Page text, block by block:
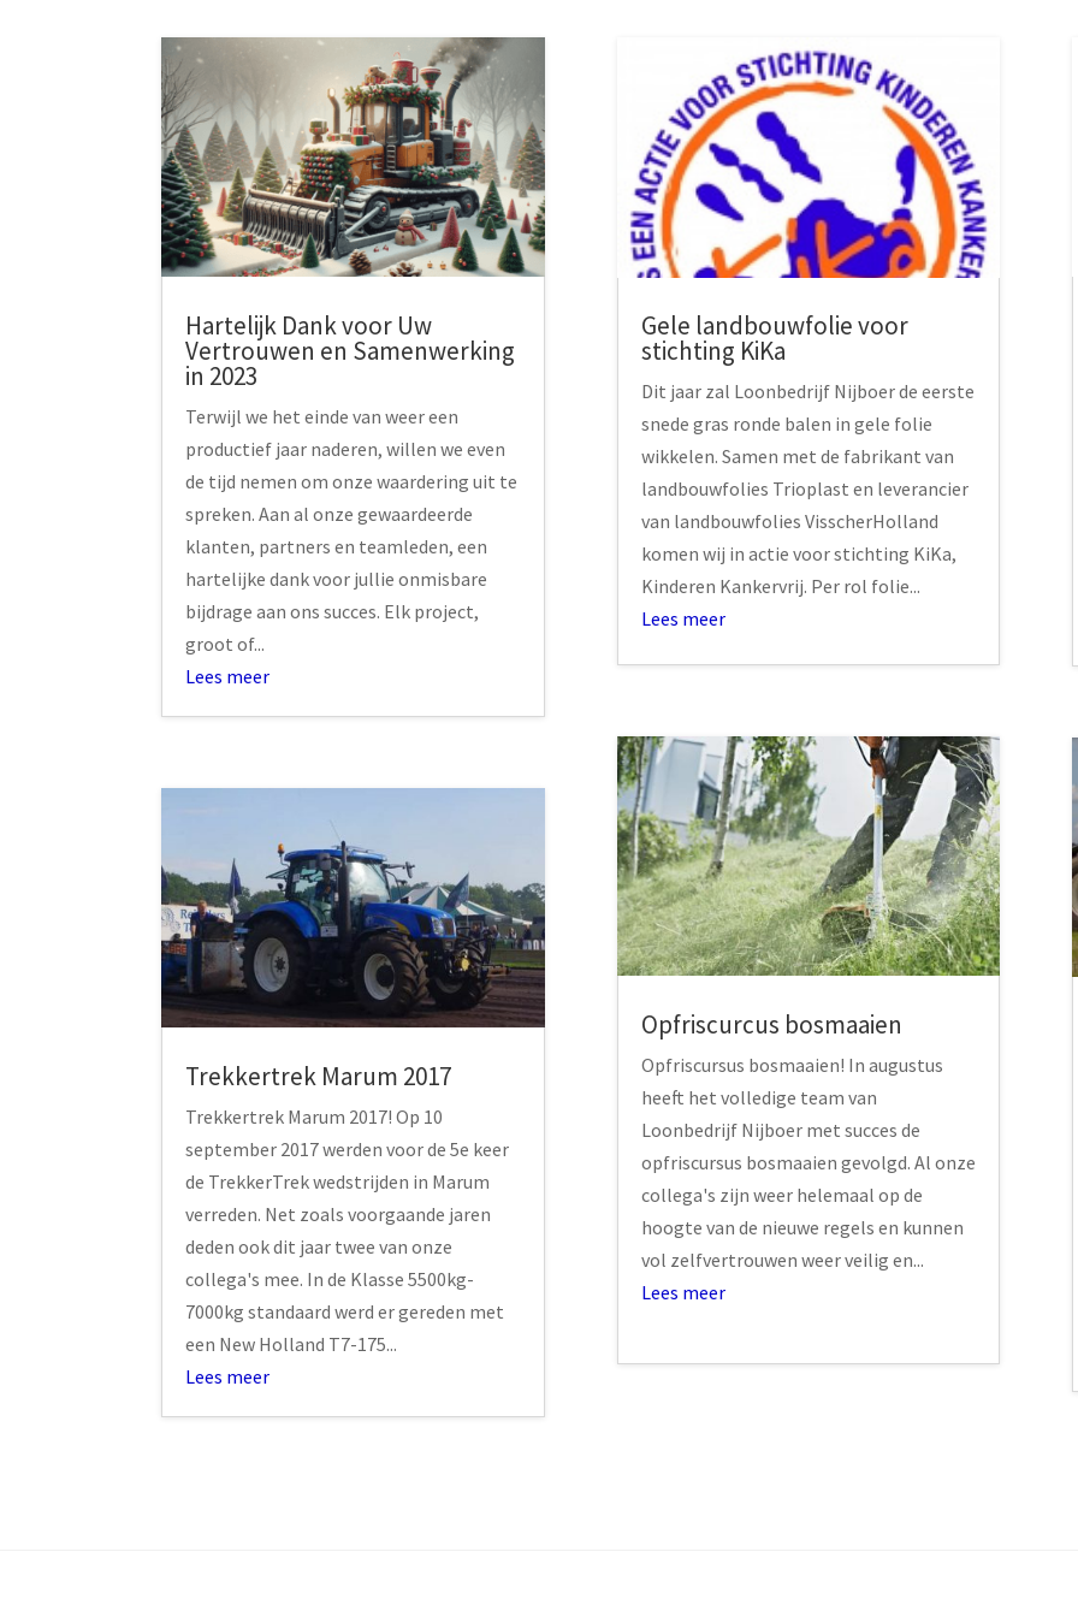
Hartelijk Dank voor Uw
Vertrouwen en Samenwerking
in 2023
Terwijl we het einde van weer een
productief jaar naderen, willen we even
de tijd nemen om onze waardering uit te
spreken. Aan al onze gewaardeerde
klanten, partners en teamleden, een
hartelijke dank voor jullie onmisbare
bijdrage aan ons succes. Elk project,
groot of...
Lees meer
Trekkertrek Marum 2017
Trekkertrek Marum 2017! Op 10
september 2017 werden voor de 5e keer
de TrekkerTrek wedstrijden in Marum
verreden. Net zoals voorgaande jaren
deden ook dit jaar twee van onze
collega's mee. In de Klasse 5500kg-
7000kg standaard werd er gereden met
een New Holland T7-175...
Lees meer
Gele landbouwfolie voor
stichting KiKa
Dit jaar zal Loonbedrijf Nijboer de eerste
snede gras ronde balen in gele folie
wikkelen. Samen met de fabrikant van
landbouwfolies Trioplast en leverancier
van landbouwfolies VisscherHolland
komen wij in actie voor stichting KiKa,
Kinderen Kankervrij. Per rol folie...
Lees meer
Opfriscurcus bosmaaien
Opfriscursus bosmaaien! In augustus
heeft het volledige team van
Loonbedrijf Nijboer met succes de
opfriscursus bosmaaien gevolgd. Al onze
collega's zijn weer helemaal op de
hoogte van de nieuwe regels en kunnen
vol zelfvertrouwen weer veilig en...
Lees meer